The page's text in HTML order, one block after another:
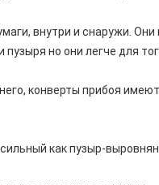
внутри и снаружи. Они
но они легче для
конверты прибоя
как пузыр-